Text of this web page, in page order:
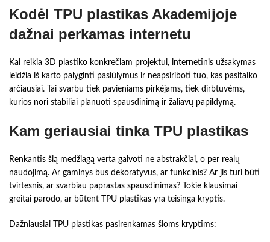
Kodėl TPU plastikas Akademijoje
dažnai perkamas internetu
Kai reikia 3D plastiko konkrečiam projektui, internetinis užsakymas
leidžia iš karto palyginti pasiūlymus ir neapsiriboti tuo, kas pasitaiko
arčiausiai. Tai svarbu tiek pavieniams pirkėjams, tiek dirbtuvėms,
kurios nori stabiliai planuoti spausdinimą ir žaliavų papildymą.
Kam geriausiai tinka TPU plastikas
Renkantis šią medžiagą verta galvoti ne abstrakčiai, o per realų
naudojimą. Ar gaminys bus dekoratyvus, ar funkcinis? Ar jis turi būti
tvirtesnis, ar svarbiau paprastas spausdinimas? Tokie klausimai
greitai parodo, ar būtent TPU plastikas yra teisinga kryptis.
Dažniausiai TPU plastikas pasirenkamas šioms kryptims: